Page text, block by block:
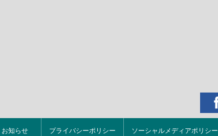
お知らせ プライバシーポリシー ソーシャルメディアポリシー